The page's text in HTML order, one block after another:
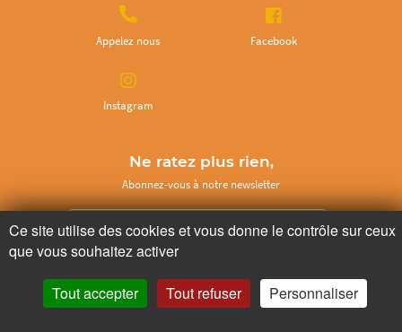
Appelez nous Facebook
Instagram
Ne ratez plus rien,
Abonnez-vous à notre newsletter
Je m’inscris
Ce site utilise des cookies et vous donne le contrôle sur ceux
que vous souhaitez activer
Tout accepter Tout refuser Personnaliser